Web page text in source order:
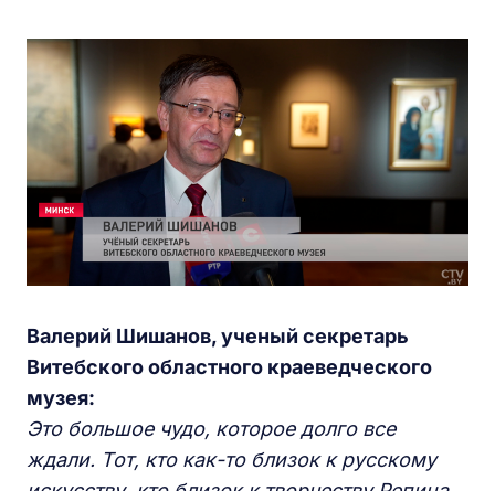
Валерий Шишанов, ученый секретарь
Витебского областного краеведческого
музея:
Это большое чудо, которое долго все
ждали. Тот, кто как-то близок к русскому